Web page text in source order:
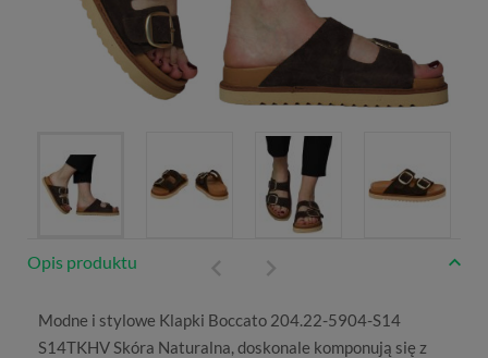
Opis produktu
Modne i stylowe Klapki Boccato 204.22-5904-S14
S14TKHV Skóra Naturalna, doskonale komponują się z